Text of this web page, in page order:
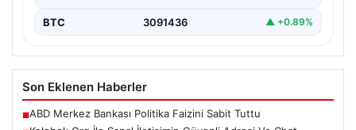
BTC 3091436 ▲ +0.89%
Son Eklenen Haberler
■ABD Merkez Bankası Politika Faizini Sabit Tuttu